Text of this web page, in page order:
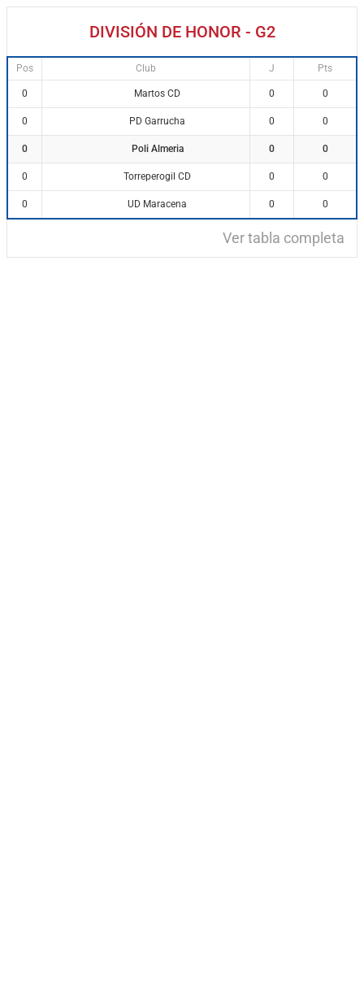
DIVISIÓN DE HONOR - G2
Pos Club J Pts
0 Martos CD 0 0
0 PD Garrucha 0 0
0 Poli Almeria 0 0
0 Torreperogil CD 0 0
0 UD Maracena 0 0
Ver tabla completa